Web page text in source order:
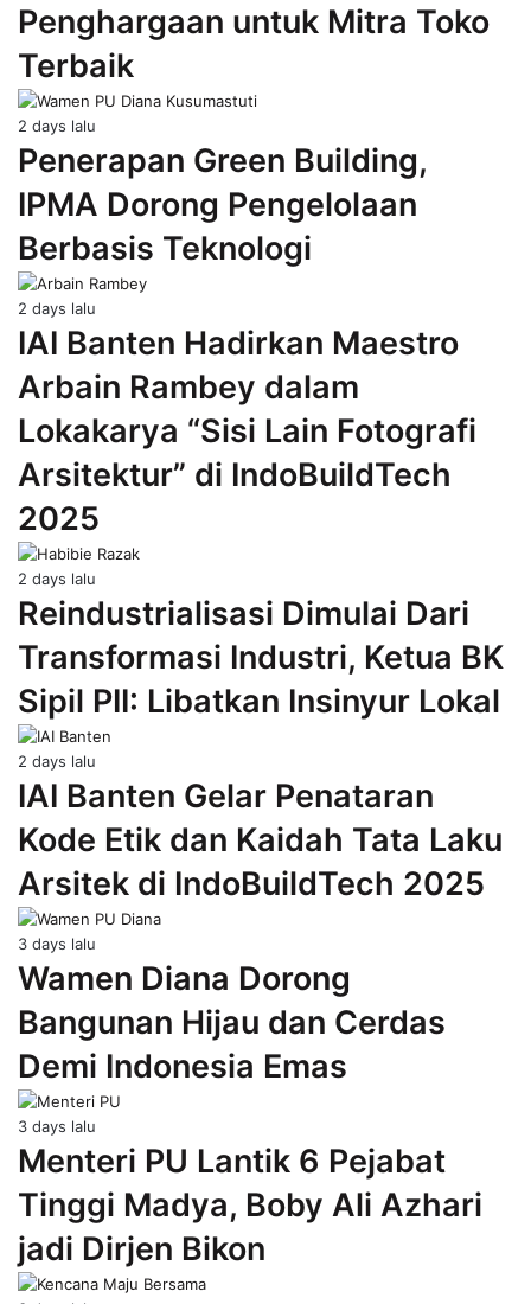
Penghargaan untuk Mitra Toko
Terbaik
2 days lalu
Penerapan Green Building,
IPMA Dorong Pengelolaan
Berbasis Teknologi
2 days lalu
IAI Banten Hadirkan Maestro
Arbain Rambey dalam
Lokakarya “Sisi Lain Fotografi
Arsitektur” di IndoBuildTech
2025
2 days lalu
Reindustrialisasi Dimulai Dari
Transformasi Industri, Ketua BK
Sipil PII: Libatkan Insinyur Lokal
2 days lalu
IAI Banten Gelar Penataran
Kode Etik dan Kaidah Tata Laku
Arsitek di IndoBuildTech 2025
3 days lalu
Wamen Diana Dorong
Bangunan Hijau dan Cerdas
Demi Indonesia Emas
3 days lalu
Menteri PU Lantik 6 Pejabat
Tinggi Madya, Boby Ali Azhari
jadi Dirjen Bikon